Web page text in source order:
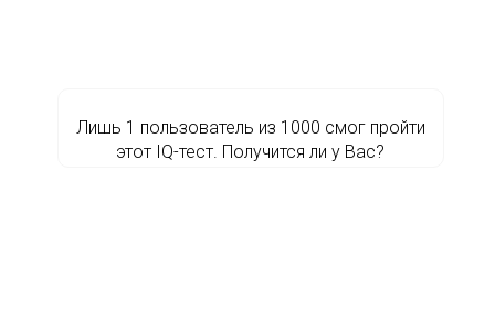
Лишь 1 пользователь из 1000 смог пройти
этот IQ-тест. Получится ли у Вас?